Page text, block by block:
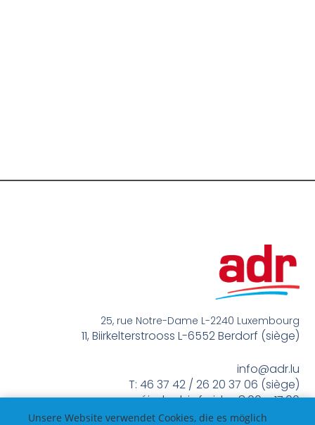
25, rue Notre-Dame L-2240 Luxembourg
11, Biirkelterstrooss L-6552 Berdorf (siège)
info@adr.lu
T: 46 37 42 / 26 20 37 06 (siège)
méindes bis freides 8:00 – 17:00
Unsere Website verwendet Cookies, die es möglich